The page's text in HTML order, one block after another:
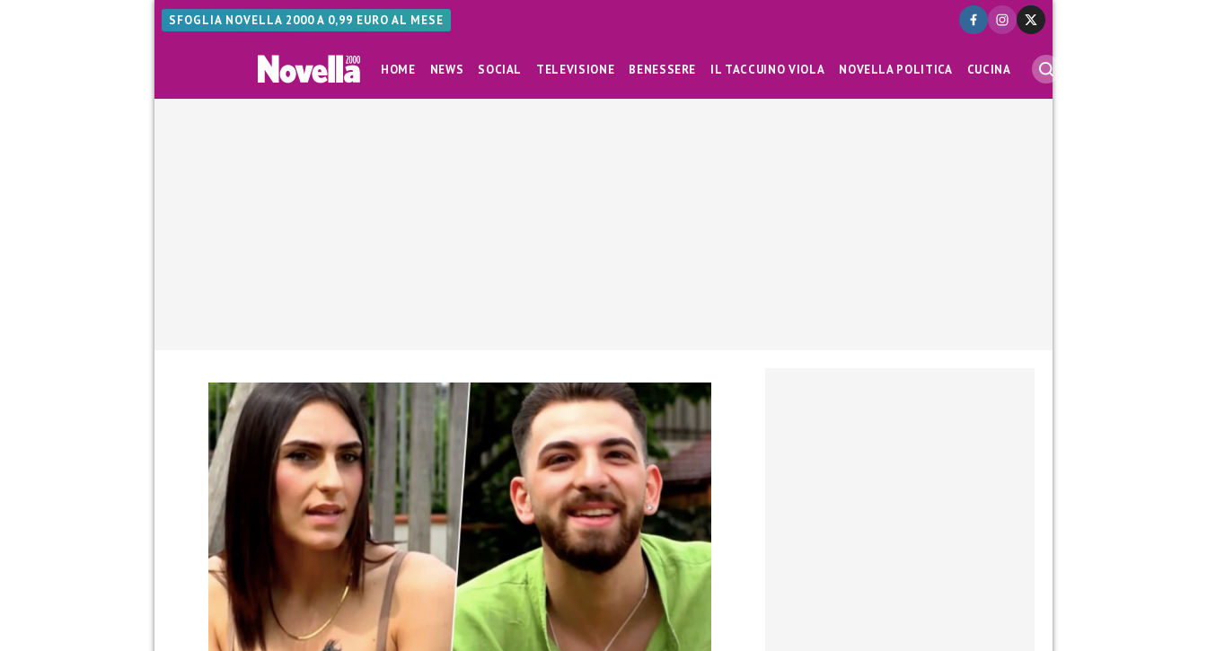
SFOGLIA NOVELLA 2000 A 0,99 EURO AL MESE
HOME NEWS SOCIAL TELEVISIONE BENESSERE IL TACCUINO VIOLA NOVELLA POLITICA CUCINA